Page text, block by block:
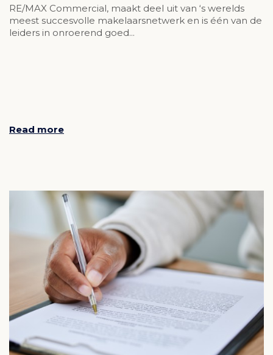
RE/MAX Commercial, maakt deel uit van ‘s werelds
meest succesvolle makelaarsnetwerk en is één van de
leiders in onroerend goed...
Read more